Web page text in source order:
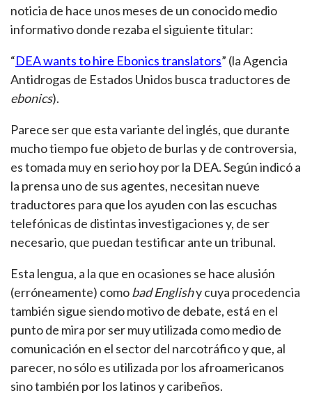
noticia de hace unos meses de un conocido medio
informativo donde rezaba el siguiente titular:
“DEA wants to hire Ebonics translators” (la Agencia
Antidrogas de Estados Unidos busca traductores de
ebonics).
Parece ser que esta variante del inglés, que durante
mucho tiempo fue objeto de burlas y de controversia,
es tomada muy en serio hoy por la DEA. Según indicó a
la prensa uno de sus agentes, necesitan nueve
traductores para que los ayuden con las escuchas
telefónicas de distintas investigaciones y, de ser
necesario, que puedan testificar ante un tribunal.
Esta lengua, a la que en ocasiones se hace alusión
(erróneamente) comobad Englishy cuya procedencia
también sigue siendo motivo de debate, está en el
punto de mira por ser muy utilizada como medio de
comunicación en el sector del narcotráfico y que, al
parecer, no sólo es utilizada por los afroamericanos
sino también por los latinos y caribeños.